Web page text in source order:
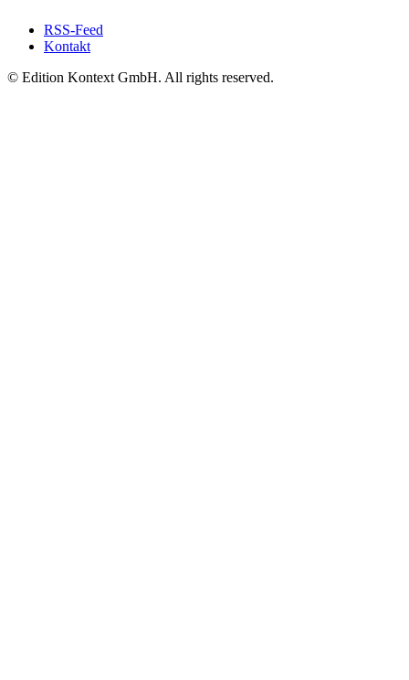
RSS-Feed
Kontakt
© Edition Kontext GmbH. All rights reserved.